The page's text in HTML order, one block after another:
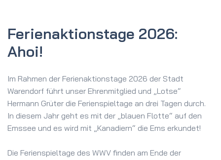
Ferienaktionstage 2026:
Ahoi!
Im Rahmen der Ferienaktionstage 2026 der Stadt
Warendorf führt unser Ehrenmitglied und „Lotse“
Hermann Grüter die Ferienspieltage an drei Tagen durch.
In diesem Jahr geht es mit der „blauen Flotte“ auf den
Emssee und es wird mit „Kanadiern“ die Ems erkundet!
Die Ferienspieltage des WWV finden am Ende der